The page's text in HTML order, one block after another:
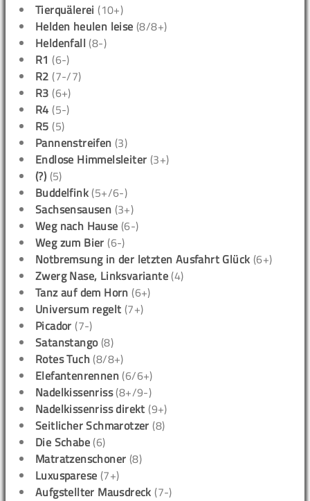
Tierquälerei (10+)
Helden heulen leise (8/8+)
Heldenfall (8-)
R1 (6-)
R2 (7-/7)
R3 (6+)
R4 (5-)
R5 (5)
Pannenstreifen (3)
Endlose Himmelsleiter (3+)
(?) (5)
Buddelfink (5+/6-)
Sachsensausen (3+)
Weg nach Hause (6-)
Weg zum Bier (6-)
Notbremsung in der letzten Ausfahrt Glück (6+)
Zwerg Nase, Linksvariante (4)
Tanz auf dem Horn (6+)
Universum regelt (7+)
Picador (7-)
Satanstango(8)
Rotes Tuch (8/8+)
Elefantenrennen (6/6+)
Nadelkissenriss(8+/9-)
Nadelkissenriss direkt (9+)
Seitlicher Schmarotzer (8)
Die Schabe (6)
Matratzenschoner (8)
Luxusparese (7+)
Aufgstellter Mausdreck (7-)